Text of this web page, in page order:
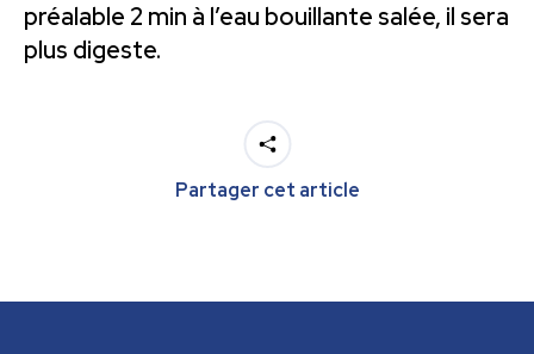
préalable 2 min à l’eau bouillante salée, il sera
plus digeste.
Partager cet article